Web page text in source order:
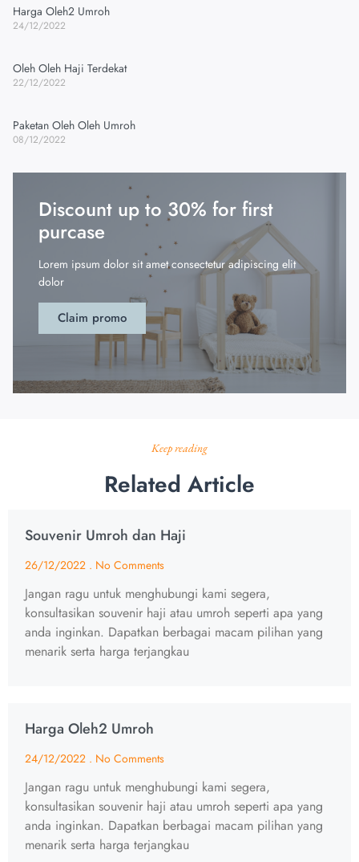
Harga Oleh2 Umroh
24/12/2022
Oleh Oleh Haji Terdekat
22/12/2022
Paketan Oleh Oleh Umroh
08/12/2022
Discount up to 30% for first
purcase
Lorem ipsum dolor sit amet consectetur adipiscing elit
dolor
Claim promo
Keep reading
Related Article
Souvenir Umroh dan Haji
26/12/2022 No Comments
Jangan ragu untuk menghubungi kami segera,
konsultasikan souvenir haji atau umroh seperti apa yang
anda inginkan. Dapatkan berbagai macam pilihan yang
menarik serta harga terjangkau
Harga Oleh2 Umroh
24/12/2022 No Comments
Jangan ragu untuk menghubungi kami segera,
konsultasikan souvenir haji atau umroh seperti apa yang
anda inginkan. Dapatkan berbagai macam pilihan yang
menarik serta harga terjangkau